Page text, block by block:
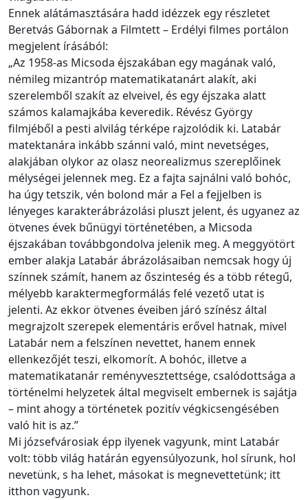
Ennek alátámasztására hadd idézzek egy részletet
Beretvás Gábornak a Filmtett – Erdélyi filmes portálon
megjelent írásából:
„Az 1958-as Micsoda éjszakában egy magának való,
némileg mizantróp matematikatanárt alakít, aki
szerelemből szakít az elveivel, és egy éjszaka alatt
számos kalamajkába keveredik. Révész György
filmjéből a pesti alvilág térképe rajzolódik ki. Latabár
matektanára inkább szánni való, mint nevetséges,
alakjában olykor az olasz neorealizmus szereplőinek
mélységei jelennek meg. Ez a fajta sajnálni való bohóc,
ha úgy tetszik, vén bolond már a Fel a fejjelben is
lényeges karakterábrázolási pluszt jelent, és ugyanez az
ötvenes évek bűnügyi történetében, a Micsoda
éjszakában továbbgondolva jelenik meg. A meggyötört
ember alakja Latabár ábrázolásaiban nemcsak hogy új
színnek számít, hanem az őszinteség és a több rétegű,
mélyebb karaktermegformálás felé vezető utat is
jelenti. Az ekkor ötvenes éveiben járó színész által
megrajzolt szerepek elementáris erővel hatnak, mivel
Latabár nem a felszínen nevettet, hanem ennek
ellenkezőjét teszi, elkomorít. A bohóc, illetve a
matematikatanár reményvesztettsége, csalódottsága a
történelmi helyzetek által megviselt embernek is sajátja
– mint ahogy a történetek pozitív végkicsengésében
való hit is az.”
Mi józsefvárosiak épp ilyenek vagyunk, mint Latabár
volt: több világ határán egyensúlyozunk, hol sírunk, hol
nevetünk, s ha lehet, másokat is megnevettetünk; itt
itthon vagyunk.